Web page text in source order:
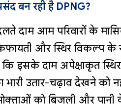
बन रही है DPNG?
दाम आम परिवारों के
और स्थिर विकल्प के
इसके दाम अपेक्षाकृत
उतार-चढ़ाव देखने को
को बिजली और पानी